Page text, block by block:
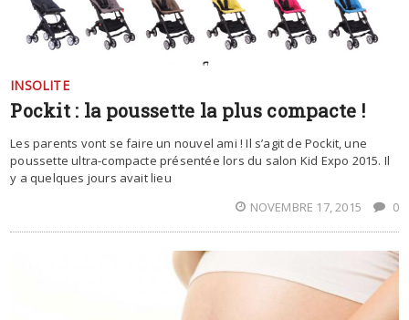
INSOLITE
Pockit : la poussette la plus compacte !
Les parents vont se faire un nouvel ami ! Il s’agit de Pockit, une
poussette ultra-compacte présentée lors du salon Kid Expo 2015. Il
y a quelques jours avait lieu
NOVEMBRE 17, 2015
0